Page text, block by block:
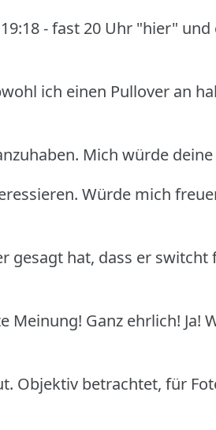
19:18 - fast 20 Uhr "hier"
ich einen Pullover an
Mich würde
Würde mich
gesagt hat, dass er
Meinung! Ganz ehrlich! Ja!
Objektiv betrachtet, für